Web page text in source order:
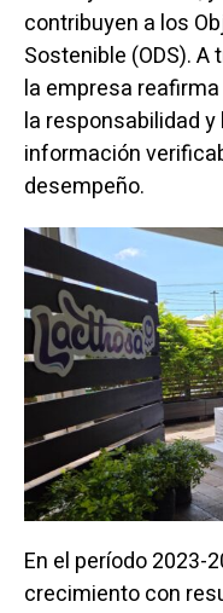
contribuyen a los
Sostenible (ODS).
la empresa
la responsabilidad
información
desempeño.
En el período 2023-
crecimiento con